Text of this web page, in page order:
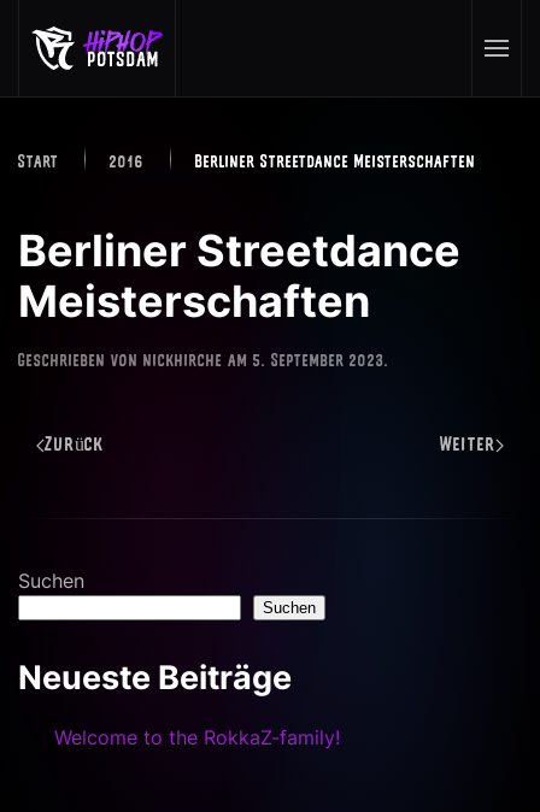
Skip to main content
Start 2016 Berliner Streetdance Meisterschaften
Berliner Streetdance
Meisterschaften
Geschrieben von nickhirche am 5. September 2023.
Zurück Weiter
Suchen
Suchen
Neueste Beiträge
Welcome to the RokkaZ-family!